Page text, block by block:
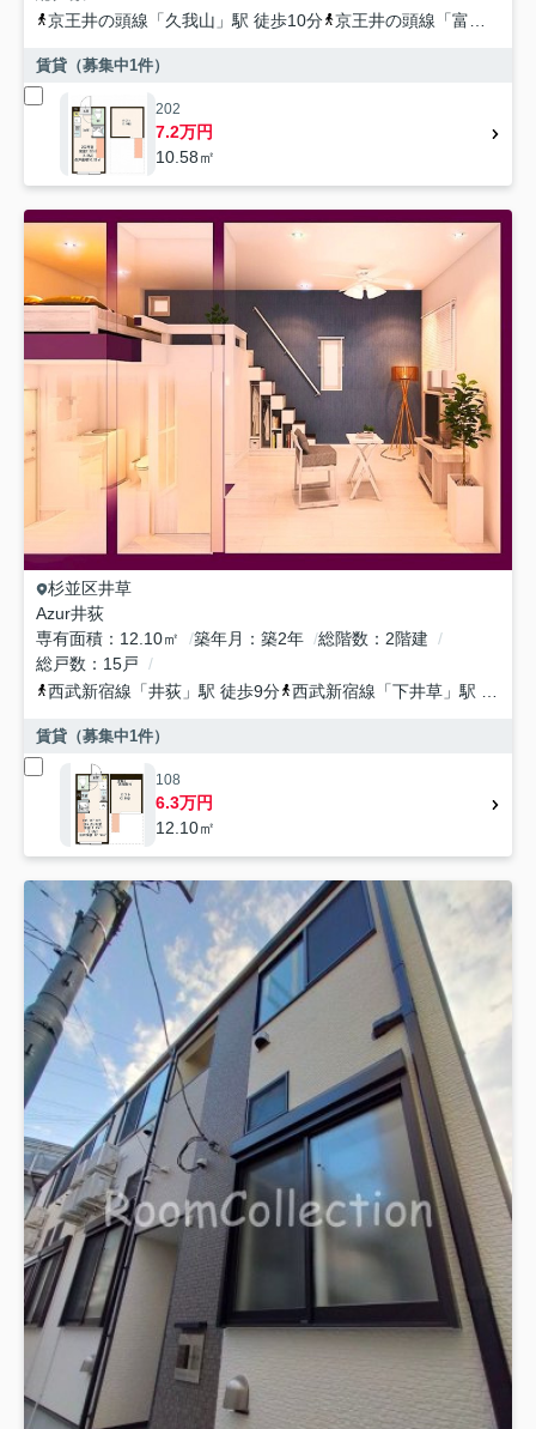
京王井の頭線 「久我山 」駅 徒歩10分 京王井の頭線 「富士見ヶ丘
賃貸（募集中1件）
202
7.2万円
10.58㎡
杉並区井草
Azur井荻
専有面積
12.10㎡ 築年月 築2年 総階数
2階建
総戸数
15戸
西武新宿線 「井荻 」駅 徒歩9分 西武新宿線 「下井草 」駅 徒歩11分
賃貸（募集中1件）
108
6.3万円
12.10㎡